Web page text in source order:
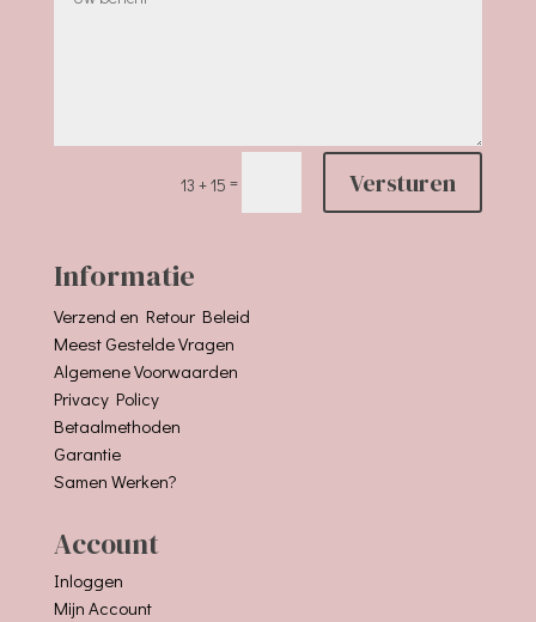
13 + 15 = Versturen
Informatie
Verzend en Retour Beleid
Meest Gestelde Vragen
Algemene Voorwaarden
Privacy Policy
Betaalmethoden
Garantie
Samen Werken?
Account
Inloggen
Mijn Account